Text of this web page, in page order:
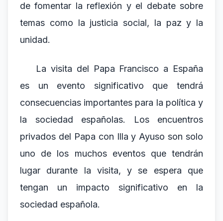
de fomentar la reflexión y el debate sobre
temas como la justicia social, la paz y la
unidad.
La visita del Papa Francisco a España
es un evento significativo que tendrá
consecuencias importantes para la política y
la sociedad españolas. Los encuentros
privados del Papa con Illa y Ayuso son solo
uno de los muchos eventos que tendrán
lugar durante la visita, y se espera que
tengan un impacto significativo en la
sociedad española.